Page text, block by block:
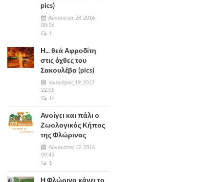
pics)
Αύγουστος 28, 2016
08:56
1
Η... θεά Αφροδίτη
στις όχθες του
Σακουλέβα (pics)
Ιανουάριος 19, 2017
22:05
14
Ανοίγει και πάλι ο
Ζωολογικός Κήπος
της Φλώρινας
Αύγουστος 12, 2016
09:45
1
Η Φλώρινα κάνει το